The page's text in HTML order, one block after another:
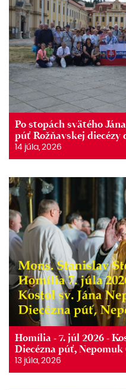
Po stopách svätého
púť Rožňavskej diecézy
14 júla, 2026
Homília - 7. júl 2026 -
Diecézna púť, Nepomuk
13 júla, 2026